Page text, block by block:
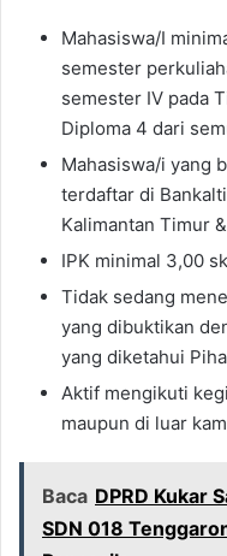
Mahasiswa/I
semester
semester IV pada
Diploma 4 dari
Mahasiswa/i yang
terdaftar di
Kalimantan Timur
IPK minimal 3,00
Tidak sedang
yang dibuktikan
yang diketahui
Aktif mengikuti
maupun di luar
Baca DPRD Kukar
SDN 018